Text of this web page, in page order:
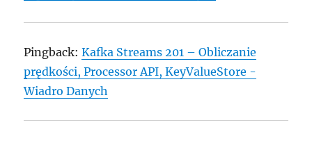
Pingback:Kafka Streams 201 – Obliczanie
prędkości, Processor API, KeyValueStore -
Wiadro Danych